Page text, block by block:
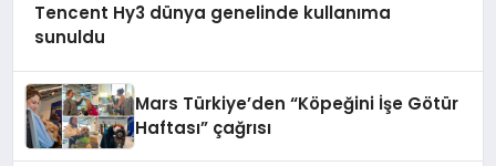
Tencent Hy3 dünya genelinde kullanıma
sunuldu
Mars Türkiye’den “Köpeğini İşe Götür
Haftası” çağrısı